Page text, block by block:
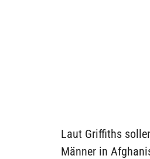
Laut Griffiths
Männer in